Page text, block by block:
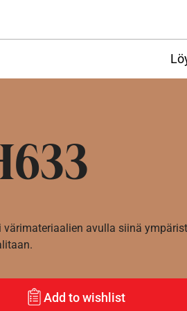
avulla siinä
Add to wishlist